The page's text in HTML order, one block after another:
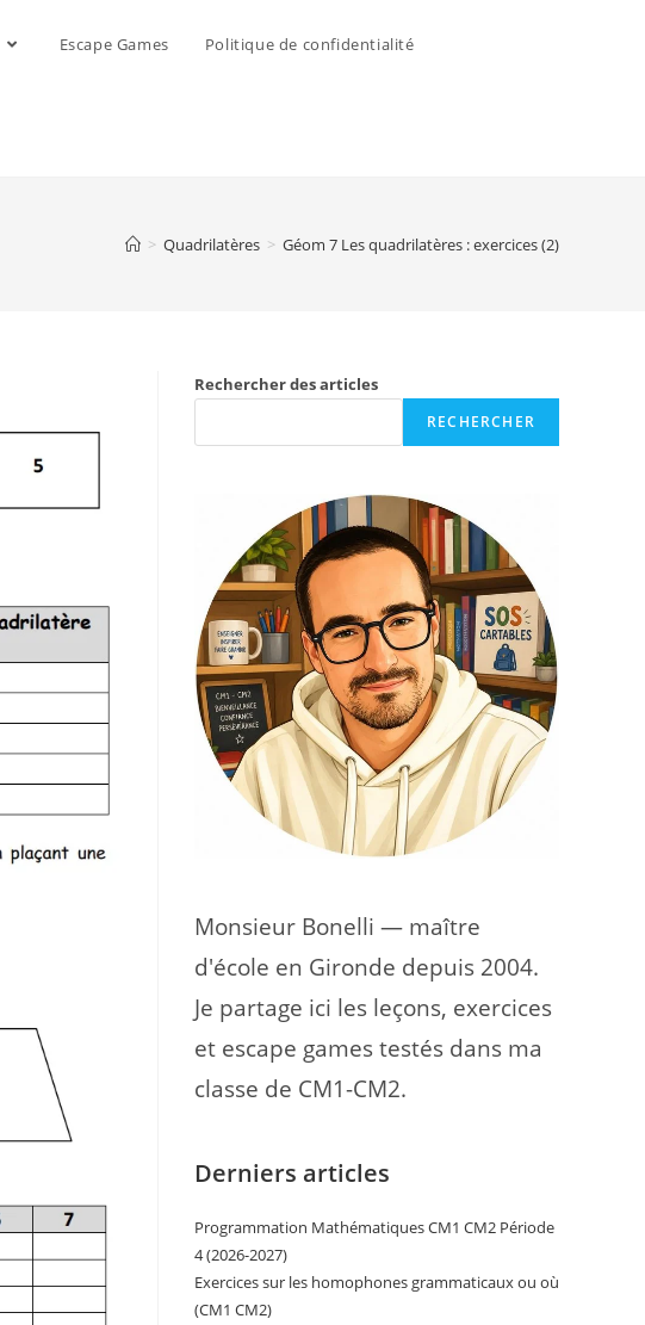
Escape Games Politique de confidentialité
> Quadrilatères > Géom 7 Les quadrilatères : exercices (2)
Rechercher des articles
RECHERCHER
Monsieur Bonelli — maître
d'école en Gironde depuis 2004.
Je partage ici les leçons, exercices
et escape games testés dans ma
classe de CM1-CM2.
Derniers articles
Programmation Mathématiques CM1 CM2 Période
4 (2026-2027)
Exercices sur les homophones grammaticaux ou où
(CM1 CM2)